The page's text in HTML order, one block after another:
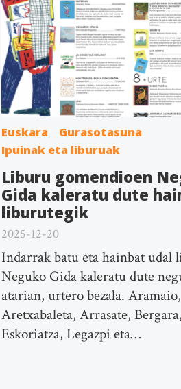
Euskara
Gurasotasuna
Ipuinak eta liburuak
Liburu gomendioen
Gida kaleratu dute
liburutegik
2025-12-20
Indarrak batu eta hainbat udal
Neguko Gida kaleratu dute
atarian, urtero bezala. Aramaio,
Aretxabaleta, Arrasate,
Eskoriatza, Legazpi eta…